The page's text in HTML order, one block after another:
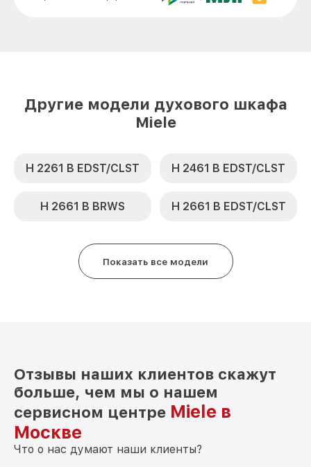
Другие модели духового шкафа
Miele
H 2261 B EDST/CLST H 2461 B EDST/CLST
H 2661 B BRWS H 2661 B EDST/CLST
Показать все модели
Отзывы наших клиентов скажут
больше, чем мы о нашем
сервисном центре Miele в
Москве
Что о нас думают наши клиенты?